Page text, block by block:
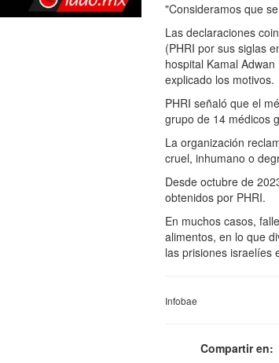
"Consideramos que
Las declaraciones
(PHRI por sus siglas
hospital Kamal
explicado los motivos.
PHRI señaló que el
grupo de 14 médicos
La organización
cruel, inhumano o
Desde octubre de
obtenidos por PHRI.
En muchos casos,
alimentos, en lo que
las prisiones israelíes
Infobae
Compartir en: